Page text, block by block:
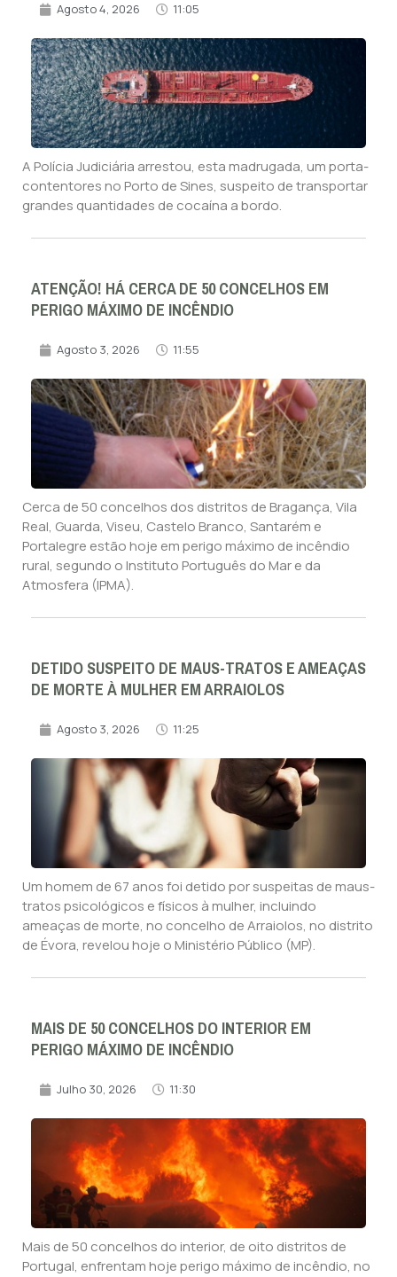
Agosto 4, 2026 11:05
A Polícia Judiciária arrestou, esta madrugada, um porta-
contentores no Porto de Sines, suspeito de transportar
grandes quantidades de cocaína a bordo.
ATENÇÃO! HÁ CERCA DE 50 CONCELHOS EM
PERIGO MÁXIMO DE INCÊNDIO
Agosto 3, 2026 11:55
Cerca de 50 concelhos dos distritos de Bragança, Vila
Real, Guarda, Viseu, Castelo Branco, Santarém e
Portalegre estão hoje em perigo máximo de incêndio
rural, segundo o Instituto Português do Mar e da
Atmosfera (IPMA).
DETIDO SUSPEITO DE MAUS-TRATOS E AMEAÇAS
DE MORTE À MULHER EM ARRAIOLOS
Agosto 3, 2026 11:25
Um homem de 67 anos foi detido por suspeitas de maus-
tratos psicológicos e físicos à mulher, incluindo
ameaças de morte, no concelho de Arraiolos, no distrito
de Évora, revelou hoje o Ministério Público (MP).
MAIS DE 50 CONCELHOS DO INTERIOR EM
PERIGO MÁXIMO DE INCÊNDIO
Julho 30, 2026 11:30
Mais de 50 concelhos do interior, de oito distritos de
Portugal, enfrentam hoje perigo máximo de incêndio, no